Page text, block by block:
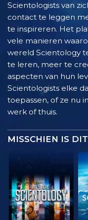
Scientologists van
contact te leggen
te inspireren. Het
vele manieren
wereld Scientology
te leren, meer te
aspecten van hun
Scientologists elke
toepassen, of ze nu
werk of thuis.
MISSCHIEN IS